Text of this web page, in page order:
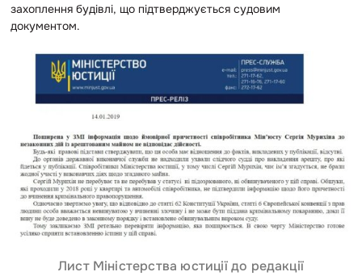
захоплення будівлі, що підтверджується судовим
документом.
Лист Міністерства юстиції до редакції